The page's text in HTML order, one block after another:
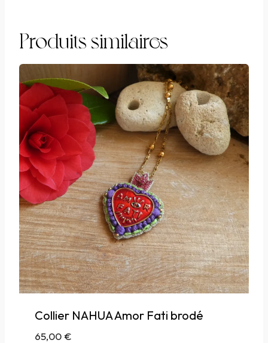
Produits similaires
Collier NAHUA Amor Fati brodé
65,00€